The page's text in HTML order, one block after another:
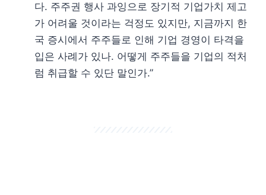
다. 주주권 행사 과잉으로 장기적 기업가치 제고
가 어려울 것이라는 걱정도 있지만, 지금까지 한
국 증시에서 주주들로 인해 기업 경영이 타격을
입은 사례가 있나. 어떻게 주주들을 기업의 적처
럼 취급할 수 있단 말인가.”